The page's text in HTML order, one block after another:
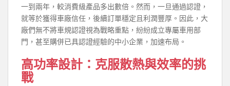
一到兩年，較消費級產品多出數倍。然而，一旦通過認證，
就等於獲得車廠信任，後續訂單穩定且利潤豐厚。因此，大
廠們無不將車規認證視為戰略重點，紛紛成立專屬車用部
門，甚至購併已具認證經驗的中小企業，加速布局。
高功率設計：克服散熱與效率的挑
戰